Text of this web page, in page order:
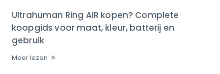
Ultrahuman Ring AIR kopen? Complete
koopgids voor maat, kleur, batterij en
gebruik
Meer lezen